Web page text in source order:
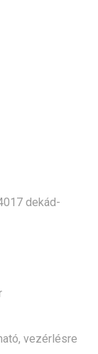
dekád-
vezérlésre